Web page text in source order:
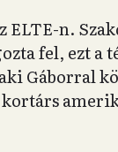
n.
fel, ezt a
Gáborral